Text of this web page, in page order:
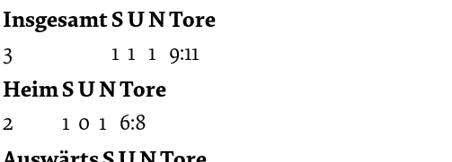
InsgesamtSUNTore
3 1 1 1 9:11
HeimSUNTore
2 1 0 1 6:8